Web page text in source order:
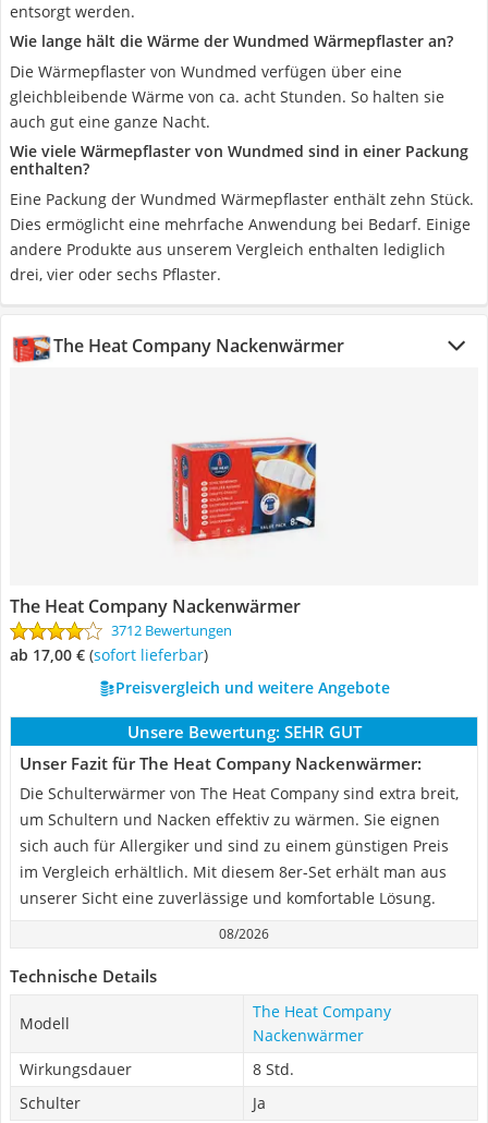
entsorgt werden.
Wie lange hält die Wärme der Wundmed Wärmepflaster an?
Die Wärmepflaster von Wundmed verfügen über eine
gleichbleibende Wärme von ca. acht Stunden. So halten sie
auch gut eine ganze Nacht.
Wie viele Wärmepflaster von Wundmed sind in einer Packung
enthalten?
Eine Packung der Wundmed Wärmepflaster enthält zehn Stück.
Dies ermöglicht eine mehrfache Anwendung bei Bedarf. Einige
andere Produkte aus unserem Vergleich enthalten lediglich
drei, vier oder sechs Pflaster.
The Heat Company Nackenwärmer
The Heat Company Nackenwärmer
3712 Bewertungen
ab 17,00 € ( Sofort lieferbar)
Preisvergleich und weitere Angebote
Unsere Bewertung: SEHR GUT
Unser Fazit für The Heat Company Nackenwärmer:
Die Schulterwärmer von The Heat Company sind extra breit,
um Schultern und Nacken effektiv zu wärmen. Sie eignen
sich auch für Allergiker und sind zu einem günstigen Preis
im Vergleich erhältlich. Mit diesem 8er-Set erhält man aus
unserer Sicht eine zuverlässige und komfortable Lösung.
08/2026
Technische Details
Modell
The Heat Company
Nackenwärmer
Wirkungsdauer
8 Std.
Schulter
Ja